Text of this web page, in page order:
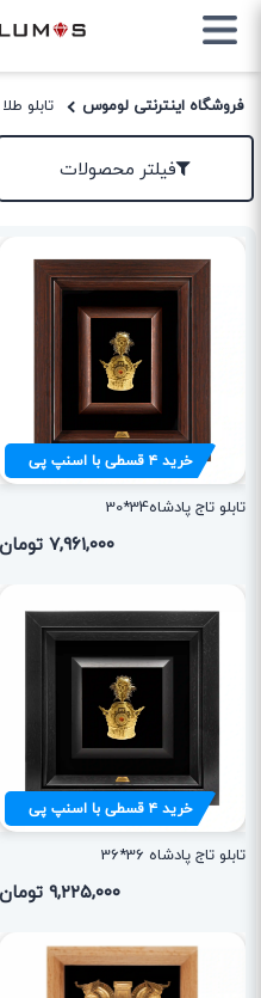
فروشگاه اینترنتی لوموس تابلو طلا
فیلتر محصولات
خرید۴قسطی با اسنپ پی
تابلو تاج پادشاه34*30
۷,۹۶۱,۰۰۰ تومان
خرید۴قسطی با اسنپ پی
تابلو تاج پادشاه 36*36
۹,۲۲۵,۰۰۰ تومان